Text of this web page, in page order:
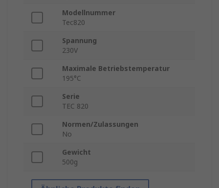
Modellnummer
Tec820
Spannung
230V
Maximale Betriebstemperatur
195°C
Serie
TEC 820
Normen/Zulassungen
No
Gewicht
500g